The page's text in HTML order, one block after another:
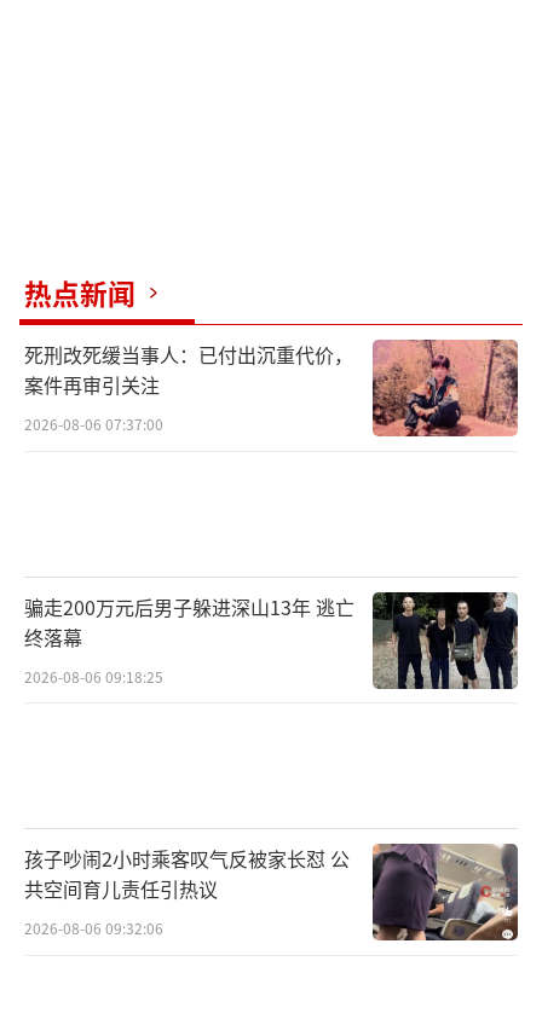
将围绕浓缩材料与铀浓缩活动处置、制裁解除
及伊朗经济重建方案推进，导弹研发计划和地
区抵抗组织支持相关议题将被排除在外。（责任
编辑：0882）
热点新闻
死刑改死缓当事人：已付出沉重代价，
案件再审引关注
2026-08-06 07:37:00
骗走200万元后男子躲进深山13年 逃亡
终落幕
2026-08-06 09:18:25
孩子吵闹2小时乘客叹气反被家长怼 公
共空间育儿责任引热议
2026-08-06 09:32:06